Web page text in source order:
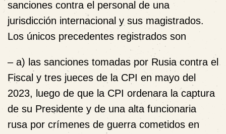
sanciones contra el personal de una
jurisdicción internacional y sus magistrados.
Los únicos precedentes registrados son
– a) las sanciones tomadas por Rusia contra el
Fiscal y tres jueces de la CPI en mayo del
2023, luego de que la CPI ordenara la captura
de su Presidente y de una alta funcionaria
rusa por crímenes de guerra cometidos en